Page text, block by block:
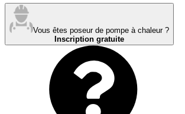
Vous êtes poseur de pompe à chaleur ?
Inscription gratuite